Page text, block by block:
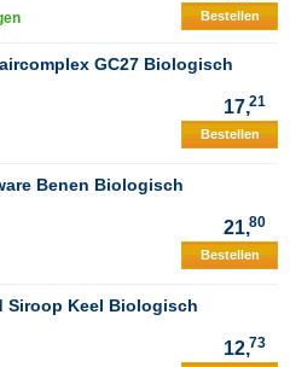
Bestellen
GC27 Biologisch
17,21
Bestellen
Benen Biologisch
21,80
Bestellen
Siroop Keel Biologisch
12,73